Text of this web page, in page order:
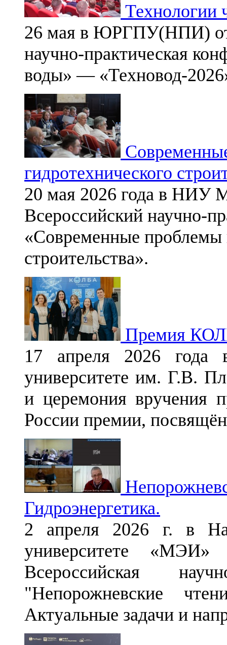
Технологии
26 мая в ЮРГПУ(НПИ)
научно-практическая
воды» — «Техновод-
гидротехнического
20 мая 2026 года в НИУ
Всероссийский научно-
«Современные проблемы
строительства».
Премия
17 апреля 2026 года в
университете им. Г.В.
и церемония вручения
России премии,
Гидроэнергетика.
2 апреля 2026 г. в
университете
Всероссийская
"Непорожневские
Актуальные задачи и